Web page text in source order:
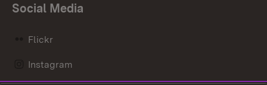
Social Media
Flickr
Instagram